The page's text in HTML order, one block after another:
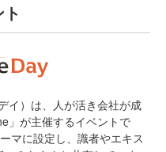
イ）は、人が活き会社が成
」が主催するイベントで
マに設定し、識者やエキス